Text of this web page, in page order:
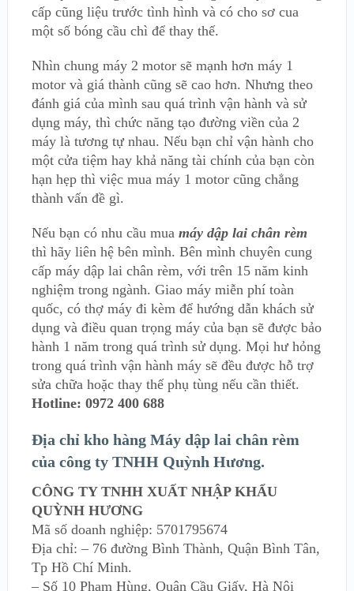
cấp cũng liệu trước tình hình và có cho sơ cua
một số bóng cầu chì để thay thế.
Nhìn chung máy 2 motor sẽ mạnh hơn máy 1
motor và giá thành cũng sẽ cao hơn. Nhưng theo
đánh giá của mình sau quá trình vận hành và sử
dụng máy, thì chức năng tạo đường viền của 2
máy là tương tự nhau. Nếu bạn chỉ vận hành cho
một cửa tiệm hay khả năng tài chính của bạn còn
hạn hẹp thì việc mua máy 1 motor cũng chẳng
thành vấn đề gì.
Nếu bạn có nhu cầu mua máy dập lai chân rèm
thì hãy liên hệ bên mình. Bên mình chuyên cung
cấp máy dập lai chân rèm, với trên 15 năm kinh
nghiệm trong ngành. Giao máy miễn phí toàn
quốc, có thợ máy đi kèm để hướng dẫn khách sử
dụng và điều quan trọng máy của bạn sẽ được bảo
hành 1 năm trong quá trình sử dụng. Mọi hư hỏng
trong quá trình vận hành máy sẽ đều được hỗ trợ
sửa chữa hoặc thay thế phụ tùng nếu cần thiết.
Hotline: 0972 400 688
Địa chỉ kho hàng Máy dập lai chân rèm
của công ty TNHH Quỳnh Hương.
CÔNG TY TNHH XUẤT NHẬP KHẨU
QUỲNH HƯƠNG
Mã số doanh nghiệp: 5701795674
Địa chỉ: – 76 đường Bình Thành, Quận Bình Tân,
Tp Hồ Chí Minh.
– Số 10 Phạm Hùng, Quận Cầu Giấy, Hà Nội